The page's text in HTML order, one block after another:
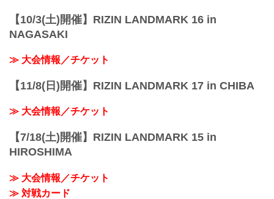
【10/3(土)開催】RIZIN LANDMARK 16 in
NAGASAKI
≫ 大会情報／チケット
【11/8(日)開催】RIZIN LANDMARK 17 in CHIBA
≫ 大会情報／チケット
【7/18(土)開催】RIZIN LANDMARK 15 in
HIROSHIMA
≫ 大会情報／チケット
≫ 対戦カード